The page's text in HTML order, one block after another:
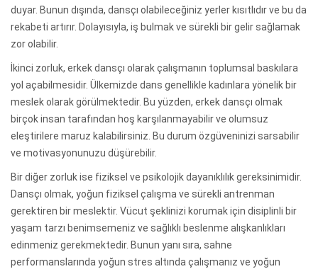
duyar. Bunun dışında, dansçı olabileceğiniz yerler kısıtlıdır ve bu da
rekabeti artırır. Dolayısıyla, iş bulmak ve sürekli bir gelir sağlamak
zor olabilir.
İkinci zorluk, erkek dansçı olarak çalışmanın toplumsal baskılara
yol açabilmesidir. Ülkemizde dans genellikle kadınlara yönelik bir
meslek olarak görülmektedir. Bu yüzden, erkek dansçı olmak
birçok insan tarafından hoş karşılanmayabilir ve olumsuz
eleştirilere maruz kalabilirsiniz. Bu durum özgüveninizi sarsabilir
ve motivasyonunuzu düşürebilir.
Bir diğer zorluk ise fiziksel ve psikolojik dayanıklılık gereksinimidir.
Dansçı olmak, yoğun fiziksel çalışma ve sürekli antrenman
gerektiren bir meslektir. Vücut şeklinizi korumak için disiplinli bir
yaşam tarzı benimsemeniz ve sağlıklı beslenme alışkanlıkları
edinmeniz gerekmektedir. Bunun yanı sıra, sahne
performanslarında yoğun stres altında çalışmanız ve yoğun